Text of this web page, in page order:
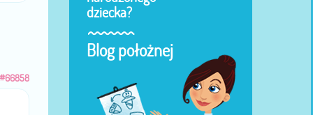
#66858
dziecka?
Blog położnej